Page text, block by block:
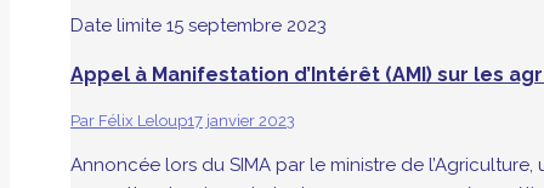
Date limite 15 septembre 2023
Appel à Manifestation d’Intérêt (AMI) sur les
Par Félix Leloup17 janvier 2023
Annoncée lors du SIMA par le ministre de